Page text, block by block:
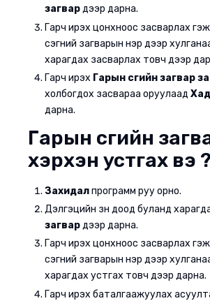
загвардээр дарна.
Гарч ирэх цонхноос засварлах
үсэгний загварын нэр дээр
харагдах засварлах товч дээр
Гарч ирэх Гарын үсгийн загвар
холбогдох засвараа оруулаад
дарна.
Гарын үсгийн
хэрхэн устгах вэ ?
Захидалпрограмм руу орно.
Дэлгэцийн зүүн доод буланд
загвардээр дарна.
Гарч ирэх цонхноос засварлах
үсэгний загварын нэр дээр
харагдах устгах товч дээр дарна.
Гарч ирэх баталгаажуулах